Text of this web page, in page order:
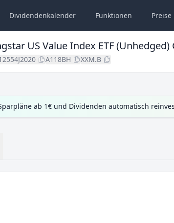
Dividendenkalender Funktionen Preise
US Value Index ETF
A118BH XXM.B
ab 1€ und Dividenden automatisch